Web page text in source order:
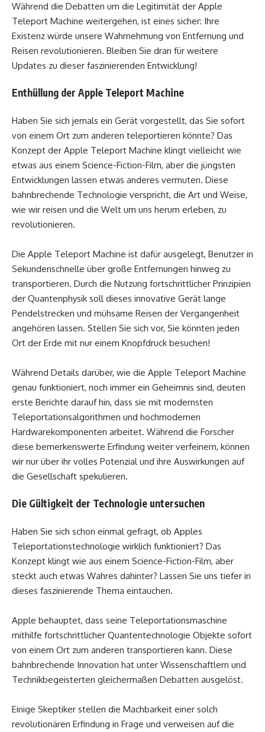
Während die Debatten um die Legitimität der Apple
Teleport Machine weitergehen, ist eines sicher: Ihre
Existenz würde unsere Wahrnehmung von Entfernung und
Reisen revolutionieren. Bleiben Sie dran für weitere
Updates zu dieser faszinierenden Entwicklung!
Enthüllung der Apple Teleport Machine
Haben Sie sich jemals ein Gerät vorgestellt, das Sie sofort
von einem Ort zum anderen teleportieren könnte? Das
Konzept der Apple Teleport Machine klingt vielleicht wie
etwas aus einem Science-Fiction-Film, aber die jüngsten
Entwicklungen lassen etwas anderes vermuten. Diese
bahnbrechende Technologie verspricht, die Art und Weise,
wie wir reisen und die Welt um uns herum erleben, zu
revolutionieren.
Die Apple Teleport Machine ist dafür ausgelegt, Benutzer in
Sekundenschnelle über große Entfernungen hinweg zu
transportieren. Durch die Nutzung fortschrittlicher Prinzipien
der Quantenphysik soll dieses innovative Gerät lange
Pendelstrecken und mühsame Reisen der Vergangenheit
angehören lassen. Stellen Sie sich vor, Sie könnten jeden
Ort der Erde mit nur einem Knopfdruck besuchen!
Während Details darüber, wie die Apple Teleport Machine
genau funktioniert, noch immer ein Geheimnis sind, deuten
erste Berichte darauf hin, dass sie mit modernsten
Teleportationsalgorithmen und hochmodernen
Hardwarekomponenten arbeitet. Während die Forscher
diese bemerkenswerte Erfindung weiter verfeinern, können
wir nur über ihr volles Potenzial und ihre Auswirkungen auf
die Gesellschaft spekulieren.
Die Gültigkeit der Technologie untersuchen
Haben Sie sich schon einmal gefragt, ob Apples
Teleportationstechnologie wirklich funktioniert? Das
Konzept klingt wie aus einem Science-Fiction-Film, aber
steckt auch etwas Wahres dahinter? Lassen Sie uns tiefer in
dieses faszinierende Thema eintauchen.
Apple behauptet, dass seine Teleportationsmaschine
mithilfe fortschrittlicher Quantentechnologie Objekte sofort
von einem Ort zum anderen transportieren kann. Diese
bahnbrechende Innovation hat unter Wissenschaftlern und
Technikbegeisterten gleichermaßen Debatten ausgelöst.
Einige Skeptiker stellen die Machbarkeit einer solch
revolutionären Erfindung in Frage und verweisen auf die